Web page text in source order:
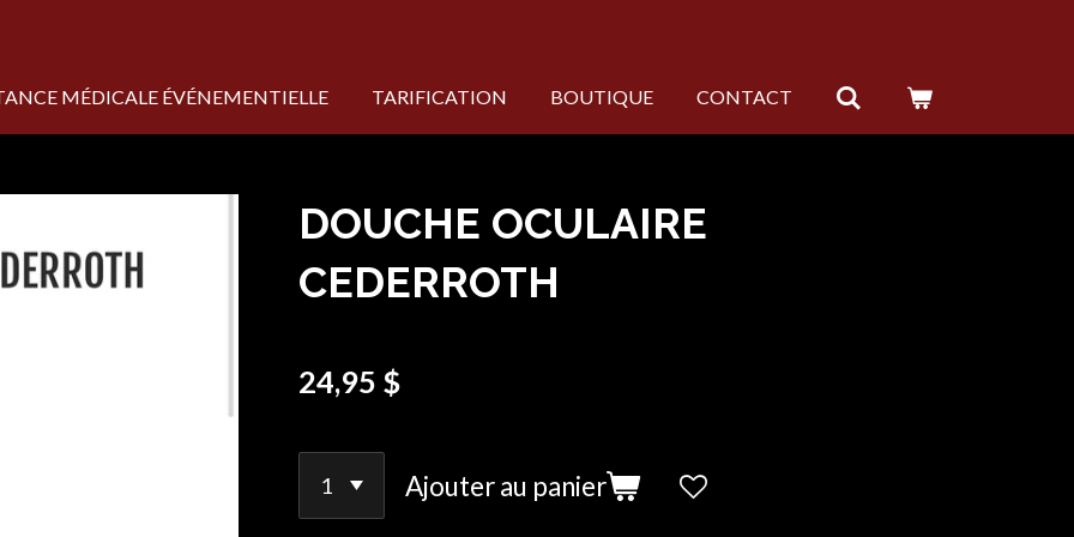
MÉDICALE ÉVÉNEMENTIELLE TARIFICATION BOUTIQUE CONTACT
DOUCHE OCULAIRE
CEDERROTH
24,95 $
Ajouter au panier